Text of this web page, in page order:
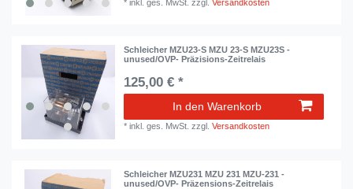
*inkl. ges. MwSt. zzgl.Versandkosten
Schleicher MZU23-S MZU 23-S MZU23S -
unused/OVP- Präzisions-Zeitrelais
125,00 € *
In den Warenkorb
*inkl. ges. MwSt. zzgl.Versandkosten
Schleicher MZU231 MZU 231 MZU-231 -
unused/OVP- Präzensions-Zeitrelais